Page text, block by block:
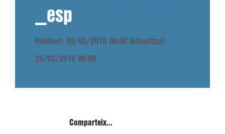
_esp
Publicat: 25/03/2010 00:00 Actualitzat:
25/03/2010 00:00
Comparteix...